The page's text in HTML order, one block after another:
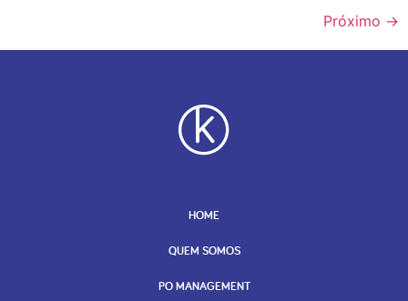
Próximo →
HOME
QUEM SOMOS
PO MANAGEMENT